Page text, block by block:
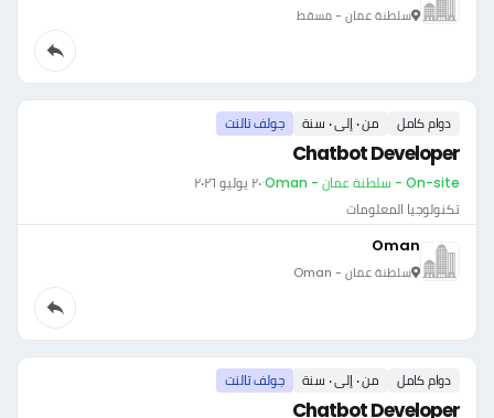
سلطنة عمان - مسقط
دوام كامل من ٠ إلى ٠ سنة جولف تالنت
Chatbot Developer
On-site - سلطنة عمان - Oman ·٢٠ يوليو ٢٠٢٦
تكنولوجيا المعلومات
Oman
سلطنة عمان - Oman
دوام كامل من ٠ إلى ٠ سنة جولف تالنت
Chatbot Developer